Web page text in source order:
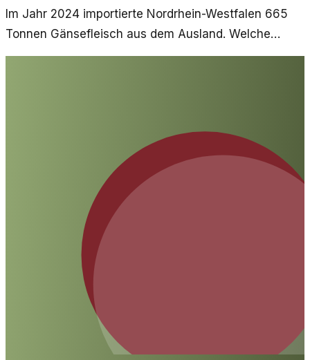
Im Jahr 2024 importierte Nordrhein-Westfalen 665
Tonnen Gänsefleisch aus dem Ausland. Welche
Mythen und Fakten sind rund um diese Tradition